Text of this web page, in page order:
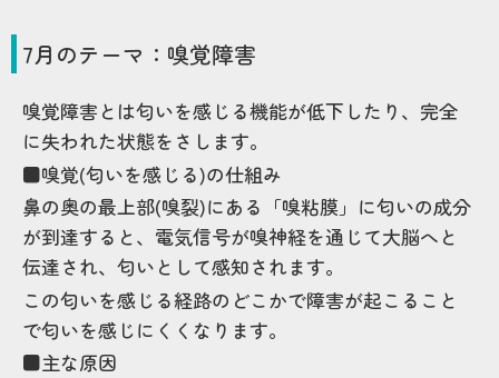
7月のテーマ： 嗅覚障害
嗅覚障害とは匂いを感じる機能が低下したり、完全
に失われた状態をさします。
■嗅覚(匂いを感じる)の仕組み
鼻の奥の最上部(嗅裂)にある「嗅粘膜」に匂いの成分
が到達すると、電気信号が嗅神経を通じて大脳へと
伝達され、匂いとして感知されます。
この匂いを感じる経路のどこかで障害が起こること
で匂いを感じにくくなります。
■主な原因